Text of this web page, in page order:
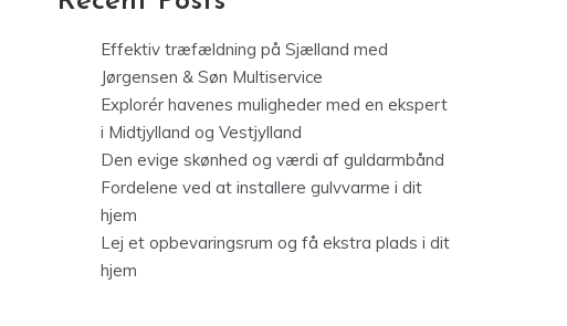
Effektiv træfældning på Sjælland med
Jørgensen & Søn Multiservice
Explorér havenes muligheder med en ekspert
i Midtjylland og Vestjylland
Den evige skønhed og værdi af guldarmbånd
Fordelene ved at installere gulvvarme i dit
hjem
Lej et opbevaringsrum og få ekstra plads i dit
hjem